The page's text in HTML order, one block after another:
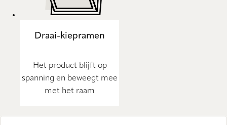
Draai-kiepramen
Het product blijft op
spanning en beweegt mee
met het raam